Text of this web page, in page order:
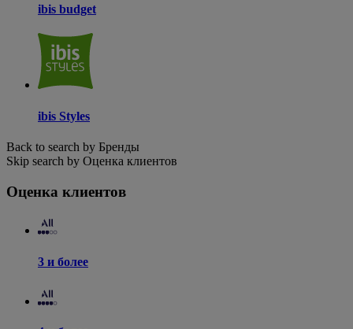
ibis budget
ibis Styles
Back to search by Бренды
Skip search by Оценка клиентов
Оценка клиентов
3 и более